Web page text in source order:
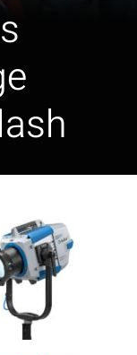
AU PANIER
DÉTAILS